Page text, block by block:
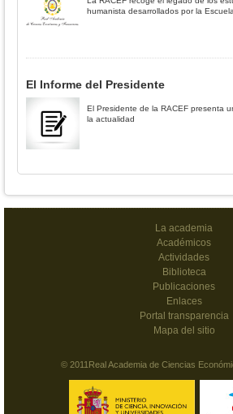
humanista desarrollados por la
El Informe del Presidente
El Presidente de la RACEF presenta
la actualidad
La academia
Académicos
Actividades
Biblioteca
Publicaciones
Enlaces
Portal transparencia
Mapa del sitio
© 2011Real Academia de Ciencias